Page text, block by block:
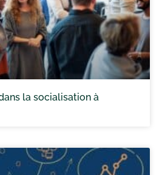
la socialisation à